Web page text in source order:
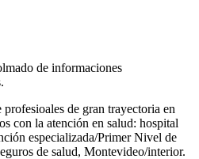
de informaciones
de gran trayectoria en
con la atención en salud: hospital
especializada/Primer Nivel de
de salud, Montevideo/interior.